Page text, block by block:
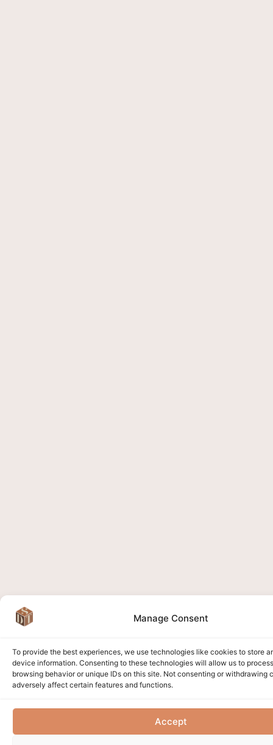
Manage Consent
To provide the best experiences, we use technologies like cookies to store
device information. Consenting to these technologies will allow us to
browsing behavior or unique IDs on this site. Not consenting or withdrawing
adversely affect certain features and functions.
Accept